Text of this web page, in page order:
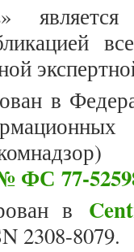
в
ФС 77-
в
2308-8079.